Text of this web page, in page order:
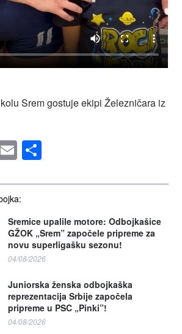
Sremice upalile motore: Odbojkašice
GŽOK „Srem” započele pripreme za
novu superligašku sezonu!
04/08/2026
Juniorska ženska odbojkaška
reprezentacija Srbije započela
pripreme u PSC „Pinki”!
04/08/2026
Srem gostuje ekipi Železničara iz
Email